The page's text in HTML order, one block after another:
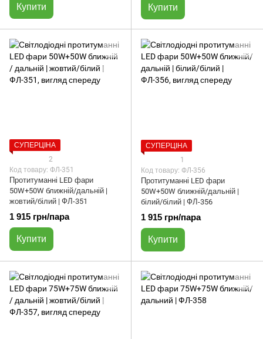
Купити Купити
СУПЕРЦІНА
2
Код товару: ФЛ-351
Протитуманні LED фари
50W+50W ближній/дальній |
жовтий/білий | ФЛ-351
1 915 грн/пара
Купити
СУПЕРЦІНА
1
Код товару: ФЛ-356
Протитуманні LED фари
50W+50W ближній/дальній |
білий/білий | ФЛ-356
1 915 грн/пара
Купити